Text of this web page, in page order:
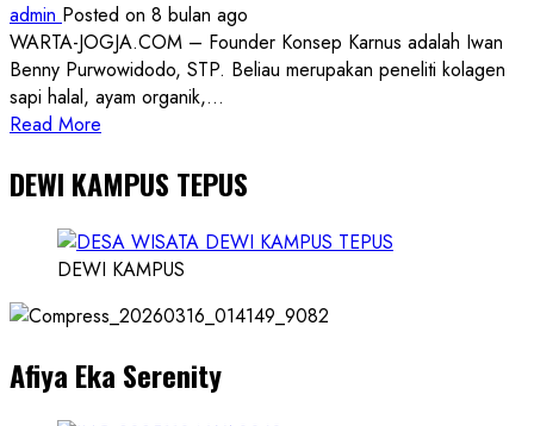
admin Posted on 8 bulan ago
WARTA-JOGJA.COM – Founder Konsep Karnus adalah Iwan
Benny Purwowidodo, STP. Beliau merupakan peneliti kolagen
sapi halal, ayam organik,...
Read More
about
Founder
Konsep
Karnus
Dokter
Ilmuwan
DEWI KAMPUS TEPUS
DEWI KAMPUS
Afiya Eka Serenity